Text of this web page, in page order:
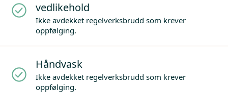
vedlikehold
Ikke avdekket regelverksbrudd som krever
oppfølging.
Håndvask
Ikke avdekket regelverksbrudd som krever
oppfølging.